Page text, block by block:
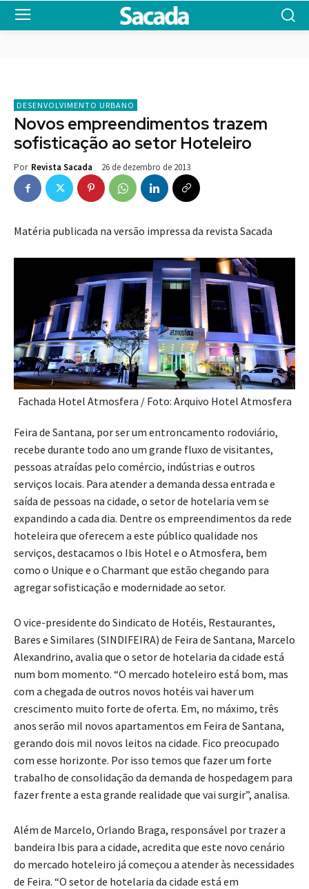
DESENVOLVIMENTO URBANO
Novos empreendimentos trazem
sofisticação ao setor Hoteleiro
Por Revista Sacada 26 de dezembro de 2013
Matéria publicada na versão impressa da revista Sacada
Fachada Hotel Atmosfera / Foto: Arquivo Hotel Atmosfera
Feira de Santana, por ser um entroncamento rodoviário,
recebe durante todo ano um grande fluxo de visitantes,
pessoas atraídas pelo comércio, indústrias e outros
serviços locais. Para atender a demanda dessa entrada e
saída de pessoas na cidade, o setor de hotelaria vem se
expandindo a cada dia. Dentre os empreendimentos da rede
hoteleira que oferecem a este público qualidade nos
serviços, destacamos o Ibis Hotel e o Atmosfera, bem
como o Unique e o Charmant que estão chegando para
agregar sofisticação e modernidade ao setor.
O vice-presidente do Sindicato de Hotéis, Restaurantes,
Bares e Similares (SINDIFEIRA) de Feira de Santana, Marcelo
Alexandrino, avalia que o setor de hotelaria da cidade está
num bom momento. “O mercado hoteleiro está bom, mas
com a chegada de outros novos hotéis vai haver um
crescimento muito forte de oferta. Em, no máximo, três
anos serão mil novos apartamentos em Feira de Santana,
gerando dois mil novos leitos na cidade. Fico preocupado
com esse horizonte. Por isso temos que fazer um forte
trabalho de consolidação da demanda de hospedagem para
fazer frente a esta grande realidade que vai surgir”, analisa.
Além de Marcelo, Orlando Braga, responsável por trazer a
bandeira Ibis para a cidade, acredita que este novo cenário
do mercado hoteleiro já começou a atender às necessidades
de Feira. “O setor de hotelaria da cidade está em